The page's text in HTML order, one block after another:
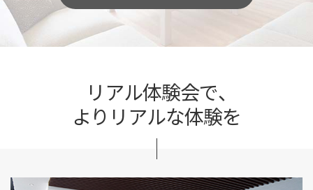
リアル体験会で、
よりリアルな体験を